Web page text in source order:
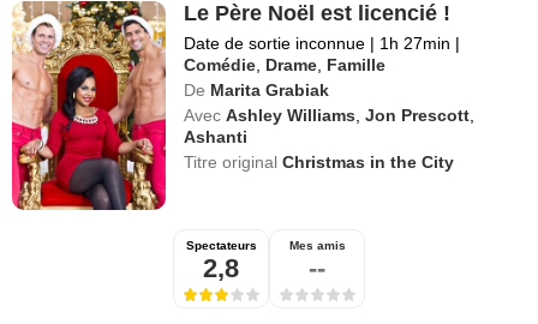
Le Père Noël est licencié !
Date de sortie inconnue | 1h 27min |
Comédie Drame Famille
De Marita Grabiak
Avec Ashley Williams ,Jon Prescott
Ashanti
Titre originalChristmas in the City
Spectateurs
2,8
Mes amis
--